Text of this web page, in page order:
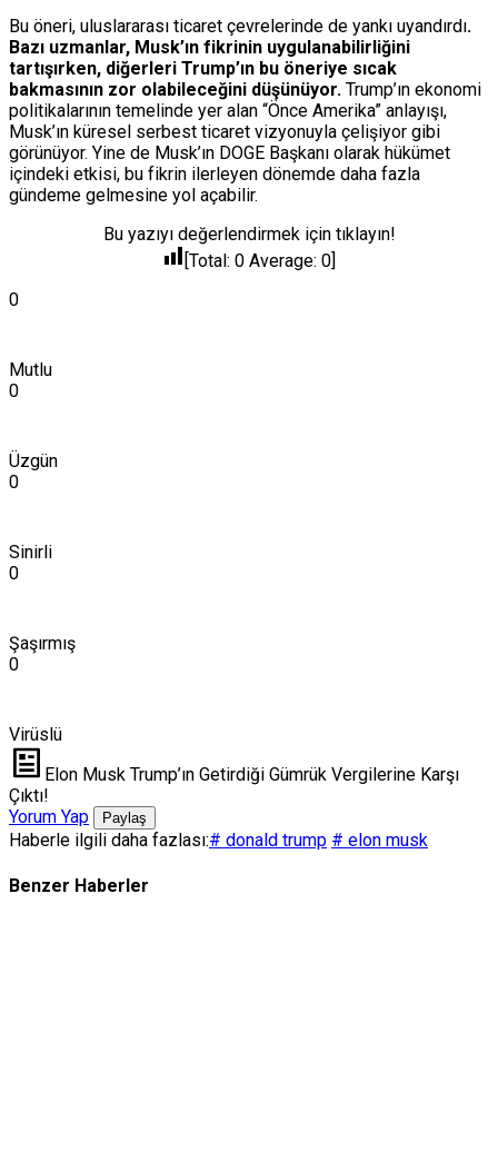
Bu öneri, uluslararası ticaret çevrelerinde de yankı uyandırdı.
Bazı uzmanlar, Musk’ın fikrinin uygulanabilirliğini
tartışırken, diğerleri Trump’ın bu öneriye sıcak
bakmasının zor olabileceğini düşünüyor. Trump’ın ekonomi
politikalarının temelinde yer alan “Önce Amerika” anlayışı,
Musk’ın küresel serbest ticaret vizyonuyla çelişiyor gibi
görünüyor. Yine de Musk’ın DOGE Başkanı olarak hükümet
içindeki etkisi, bu fikrin ilerleyen dönemde daha fazla
gündeme gelmesine yol açabilir.
Bu yazıyı değerlendirmek için tıklayın!
[Total: 0 Average: 0
0
Mutlu
0
Üzgün
0
Sinirli
0
Şaşırmış
0
Virüslü
Elon Musk Trump’ın Getirdiği Gümrük Vergilerine Karşı
Çıktı!
Yorum Yap
Paylaş
Haberle ilgili daha fazlası:# donald trump # elon musk
Benzer Haberler